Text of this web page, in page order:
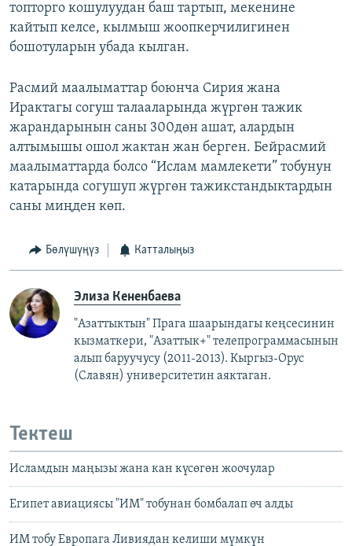
топторго кошулуудан баш тартып, мекенине
кайтып келсе, кылмыш жоопкерчилигинен
бошотуларын убада кылган.
Расмий маалыматтар боюнча Сирия жана
Ирактагы согуш талааларында жүргөн тажик
жарандарынын саны 300дөн ашат, алардын
алтымышы ошол жактан жан берген. Бейрасмий
маалыматтарда болсо “Ислам мамлекети” тобунун
катарында согушуп жүргөн тажикстандыктардын
саны миңден көп.
Бөлүшүңүз Катталыңыз
Элиза Кененбаева
"Азаттыктын" Прага шаарындагы кеңсесинин
кызматкери, "Азаттык+" телепрограммасынын
алып баруучусу (2011-2013). Кыргыз-Орус
(Славян) университетин аяктаган.
Тектеш
Исламдын маңызы жана кан күсөгөн жоочулар
Египет авиациясы "ИМ" тобунан бомбалап өч алды
ИМ тобу Европага Ливиядан келиши мүмкүн